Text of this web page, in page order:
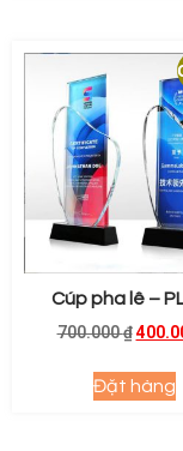
Cúp pha lê –
700.000₫
Đặt hàng